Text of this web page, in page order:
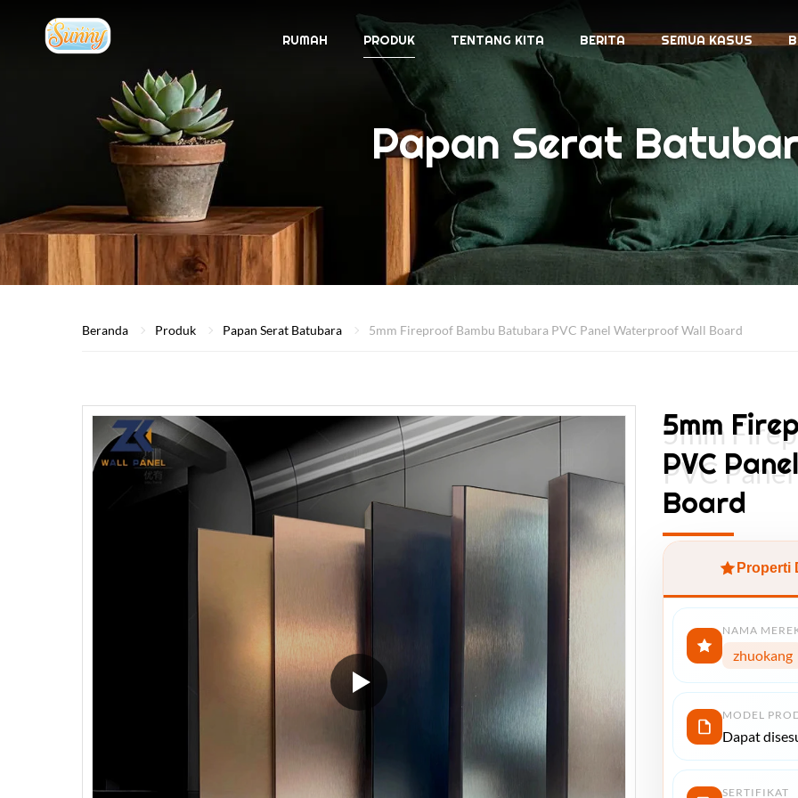
RUMAH PRODUK TENTANG KITA BERITA SEMUA KASUS
Papan Serat
Beranda Produk Papan Serat Batubara 5mm Fireproof Bambu Batubara PVC Panel Waterproof Wall Board
5mm
PVC
Board
5mm
PVC
Properti
NAMA
zhuokang
MODEL
Dapat
SERTIFIKAT